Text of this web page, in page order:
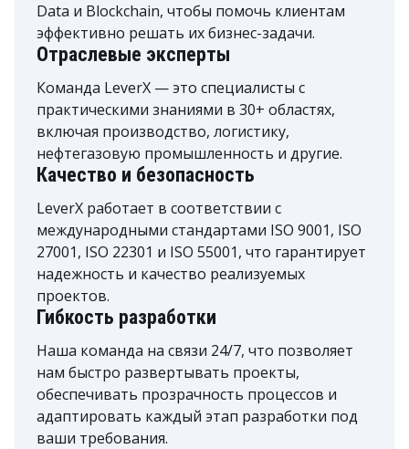
Отраслевые эксперты
Команда LeverX — это специалисты с
практическими знаниями в 30+ областях,
включая производство, логистику,
нефтегазовую промышленность и другие.
Качество и безопасность
LeverX работает в соответствии с
международными стандартами ISO 9001, ISO
27001, ISO 22301 и ISO 55001, что гарантирует
надежность и качество реализуемых
проектов.
Data и Blockchain, чтобы помочь клиентам
эффективно решать их бизнес-задачи.
Гибкость разработки
Наша команда на связи 24/7, что позволяет
нам быстро развертывать проекты,
обеспечивать прозрачность процессов и
адаптировать каждый этап разработки под
ваши требования.